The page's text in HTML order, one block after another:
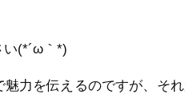
い(*´ω｀*)
力を伝えるのですが、そ